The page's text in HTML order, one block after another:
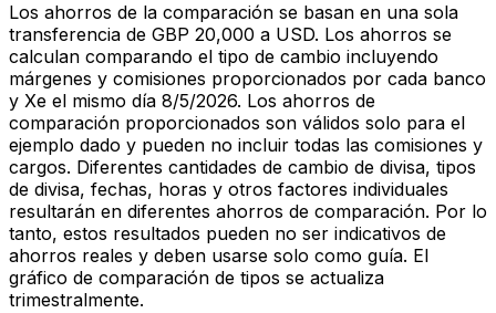
Los ahorros de la comparación se basan en una sola
transferencia de GBP 20,000 a USD. Los ahorros se
calculan comparando el tipo de cambio incluyendo
márgenes y comisiones proporcionados por cada banco
y Xe el mismo día 8/5/2026. Los ahorros de
comparación proporcionados son válidos solo para el
ejemplo dado y pueden no incluir todas las comisiones y
cargos. Diferentes cantidades de cambio de divisa, tipos
de divisa, fechas, horas y otros factores individuales
resultarán en diferentes ahorros de comparación. Por lo
tanto, estos resultados pueden no ser indicativos de
ahorros reales y deben usarse solo como guía. El
gráfico de comparación de tipos se actualiza
trimestralmente.